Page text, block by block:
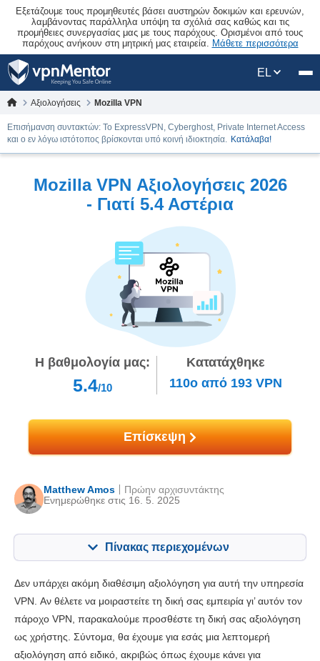
Εξετάζουμε τους προμηθευτές βάσει αυστηρών δοκιμών και ερευνών,
λαμβάνοντας παράλληλα υπόψη τα σχόλιά σας καθώς και τις
προμήθειες συνεργασίας μας με τους παρόχους. Ορισμένοι από τους
παρόχους ανήκουν στη μητρική μας εταιρεία. Μάθετε περισσότερα
EL
Αξιολογήσεις Mozilla VPN
Επισήμανση συντακτών: Το ExpressVPN, Cyberghost, Private Internet Access
και ο εν λόγω ιστότοπος βρίσκονται υπό κοινή ιδιοκτησία. Κατάλαβα!
Mozilla VPN Αξιολογήσεις 2026
- Γιατί 5.4 Αστέρια
Η βαθμολογία μας:
5.4/10
Κατατάχθηκε
110οαπό 193VPN
Επίσκεψη
Matthew Amos
Ενημερώθηκε στις 16. 5. 2025
Πρώην αρχισυντάκτης
Πίνακας περιεχομένων
Βασικά χαρακτηριστικά 4.0
Εγκατάσταση και Εφαρμογές 8.0
Δεν υπάρχει ακόμη διαθέσιμη αξιολόγηση για αυτή την υπηρεσία
VPN. Αν θέλετε να μοιραστείτε τη δική σας εμπειρία γι’ αυτόν τον
πάροχο VPN, παρακαλούμε προσθέστε τη δική σας αξιολόγηση
ως χρήστης. Σύντομα, θα έχουμε για εσάς μια λεπτομερή
αξιολόγηση από ειδικό, ακριβώς όπως έχουμε κάνει για